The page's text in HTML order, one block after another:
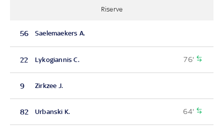
Riserve
56 Saelemaekers A.
22 Lykogiannis C. 76'
9 Zirkzee J.
82 Urbanski K. 64'